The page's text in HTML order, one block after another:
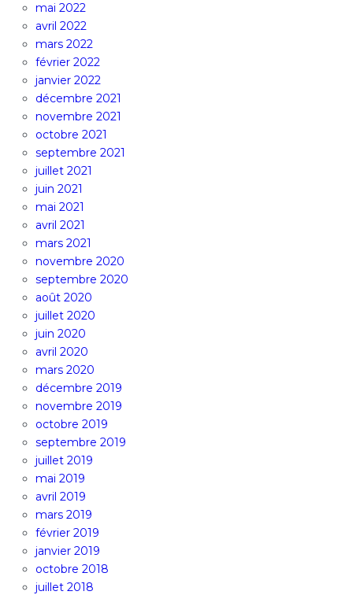
mai 2022
avril 2022
mars 2022
février 2022
janvier 2022
décembre 2021
novembre 2021
octobre 2021
septembre 2021
juillet 2021
juin 2021
mai 2021
avril 2021
mars 2021
novembre 2020
septembre 2020
août 2020
juillet 2020
juin 2020
avril 2020
mars 2020
décembre 2019
novembre 2019
octobre 2019
septembre 2019
juillet 2019
mai 2019
avril 2019
mars 2019
février 2019
janvier 2019
octobre 2018
juillet 2018